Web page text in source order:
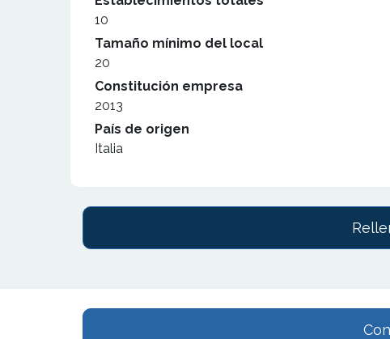
10
Tamaño mínimo del local
20
Constitución empresa
2013
País de origen
Italia